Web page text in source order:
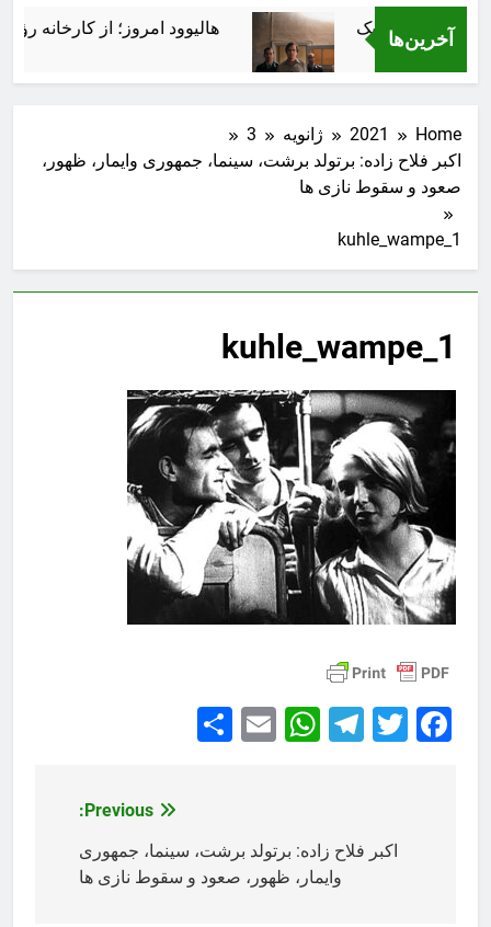
آخرین‌ها هالیوود امروز؛ از کارخانه
Home
2021 ژانویه
3
اکبر فلاح زاده: برتولد برشت، سینما، جمهوری وایمار، ظهور،
صعود و سقوط نازی ها
kuhle_wampe_1
kuhle_wampe_1
Facebook
Twitter
Telegram
WhatsApp
Email
نوشته
Previous:
اکبر فلاح زاده: برتولد برشت، سینما، جمهوری
وایمار، ظهور، صعود و سقوط نازی ها